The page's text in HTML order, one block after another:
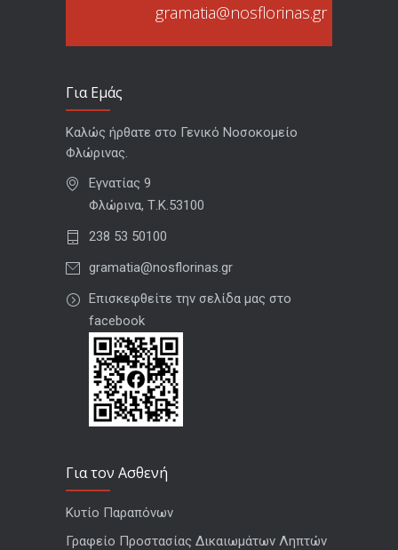
gramatia@nosflorinas.gr
Για Εμάς
Καλώς ήρθατε στο Γενικό Νοσοκομείο
Φλώρινας.
Εγνατίας 9
Φλώρινα, Τ.Κ.53100
238 53 50100
gramatia@nosflorinas.gr
Επισκεφθείτε την σελίδα μας στο
facebook
Για τον Ασθενή
Κυτίο Παραπόνων
Γραφείο Προστασίας Δικαιωμάτων Ληπτών